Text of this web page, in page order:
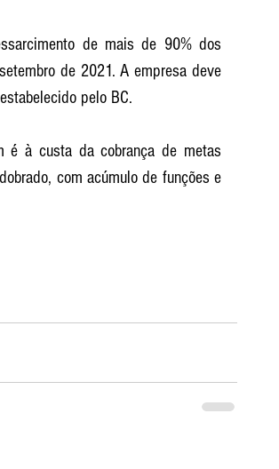
de mais de 90% dos
de 2021. A empresa deve
pelo BC.
é à custa da cobrança de metas
com acúmulo de funções e